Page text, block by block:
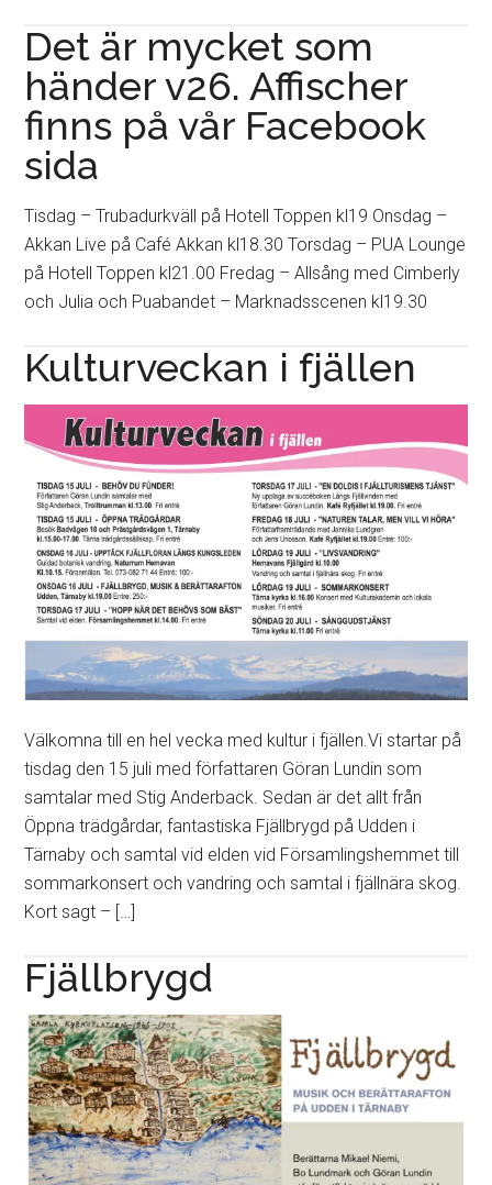
Det är mycket som
händer v26. Affischer
finns på vår Facebook
sida
Tisdag – Trubadurkväll på Hotell Toppen kl19 Onsdag –
Akkan Live på Café Akkan kl18.30 Torsdag – PUA Lounge
på Hotell Toppen kl21.00 Fredag – Allsång med Cimberly
och Julia och Puabandet – Marknadsscenen kl19.30
Kulturveckan i fjällen
Välkomna till en hel vecka med kultur i fjällen.Vi startar på
tisdag den 15 juli med författaren Göran Lundin som
samtalar med Stig Anderback. Sedan är det allt från
Öppna trädgårdar, fantastiska Fjällbrygd på Udden i
Tärnaby och samtal vid elden vid Församlingshemmet till
sommarkonsert och vandring och samtal i fjällnära skog.
Kort sagt – […]
Fjällbrygd